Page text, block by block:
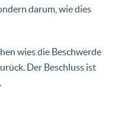
darum, wie dies
wies die Beschwerde
Der Beschluss ist